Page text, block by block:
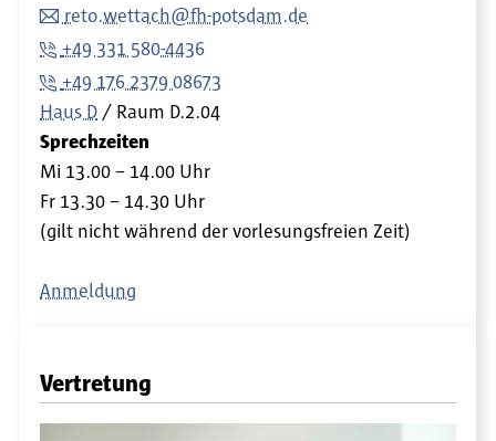
reto.wettach@fh-potsdam.de
+49 331 580-4436
+49 176 2379 08673
Haus D
Raum D.2.04
Sprechzeiten
Mi 13.00 – 14.00 Uhr
Fr 13.30 – 14.30 Uhr
(gilt nicht während der vorlesungsfreien Zeit)
Anmeldung
Vertretung